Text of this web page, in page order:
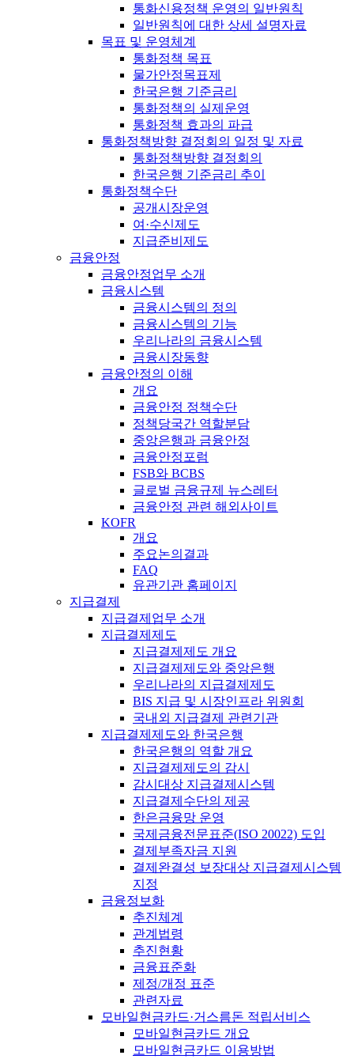
통화신용정책 운영의 일반원칙
일반원칙에 대한 상세 설명자료
목표 및 운영체계
통화정책 목표
물가안정목표제
한국은행 기준금리
통화정책의 실제운영
통화정책 효과의 파급
통화정책방향 결정회의 일정 및 자료
통화정책방향 결정회의
한국은행 기준금리 추이
통화정책수단
공개시장운영
여·수신제도
지급준비제도
금융안정
금융안정업무 소개
금융시스템
금융시스템의 정의
금융시스템의 기능
우리나라의 금융시스템
금융시장동향
금융안정의 이해
개요
금융안정 정책수단
정책당국간 역할분담
중앙은행과 금융안정
금융안정포럼
FSB와 BCBS
글로벌 금융규제 뉴스레터
금융안정 관련 해외사이트
KOFR
개요
주요논의결과
FAQ
유관기관 홈페이지
지급결제
지급결제업무 소개
지급결제제도
지급결제제도 개요
지급결제제도와 중앙은행
우리나라의 지급결제제도
BIS 지급 및 시장인프라 위원회
국내외 지급결제 관련기관
지급결제제도와 한국은행
한국은행의 역할 개요
지급결제제도의 감시
감시대상 지급결제시스템
지급결제수단의 제공
한은금융망 운영
국제금융전문표준(ISO 20022) 도입
결제부족자금 지원
결제완결성 보장대상 지급결제시스템
지정
금융정보화
추진체계
관계법령
추진현황
금융표준화
제정/개정 표준
관련자료
모바일현금카드·거스름돈 적립서비스
모바일현금카드 개요
모바일현금카드 이용방법